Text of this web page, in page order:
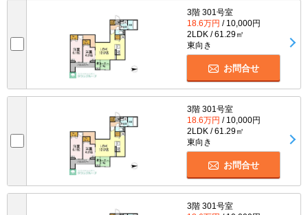
3階 301号室
18.6万円 / 10,000円
2LDK / 61.29㎡
東向き
お問合せ
3階 301号室
18.6万円 / 10,000円
2LDK / 61.29㎡
東向き
お問合せ
3階 301号室